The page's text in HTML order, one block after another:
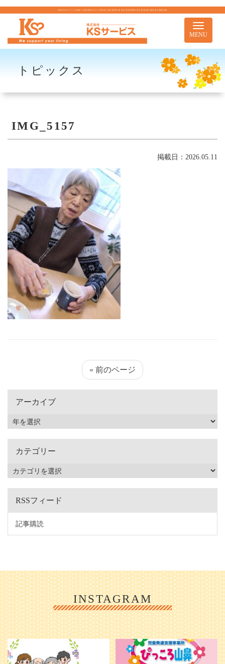
株式会社KSサービス｜札幌市｜住宅型有料老人ホーム 訪問介護 介護予防訪問介護 居宅介護 重度訪問介護 居宅介護支援 移動支援 児童通所事業
Toggle
MENU
トピックス
IMG_5157
掲載日：2026.05.11
« 前のページ
アーカイブ
カテゴリー
RSSフィード
記事購読
INSTAGRAM
利用者様やご家族の皆さまに、親し
みや温かさが伝わるようなデザイン
を目指し、ミモレのイラストを新し
＼ 2026年6月1日 OPEN ／
...